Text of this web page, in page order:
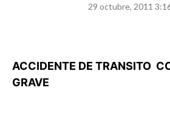
29 octubre, 2011
ACCIDENTE DE TRANSITO
GRAVE